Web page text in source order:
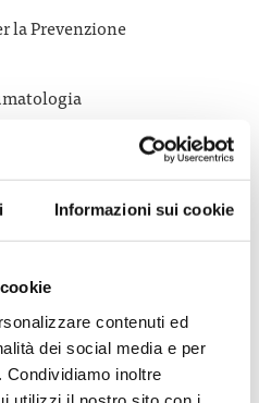
Informazioni sui cookie
contenuti ed
dei social media e per
inoltre
la Prevenzione